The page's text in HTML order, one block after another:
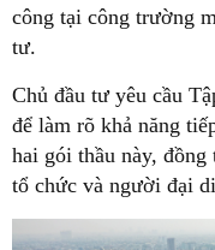
công tại công trường
tư.
Chủ đầu tư yêu cầu
để làm rõ khả năng
hai gói thầu này,
tổ chức và người đại